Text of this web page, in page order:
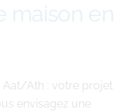
maison en
Aat/Ath : votre projet
envisagez une